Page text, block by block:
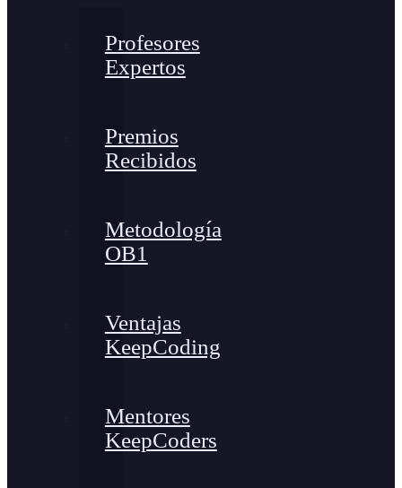
Profesores
Expertos
Premios
Recibidos
Metodología
OB1
Ventajas
KeepCoding
Mentores
KeepCoders